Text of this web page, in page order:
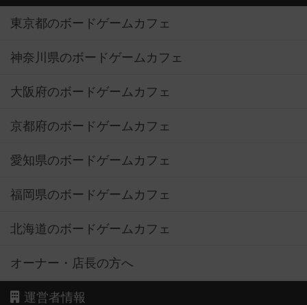
東京都のボードゲームカフェ
神奈川県のボードゲームカフェ
大阪府のボードゲームカフェ
京都府のボードゲームカフェ
愛知県のボードゲームカフェ
福岡県のボードゲームカフェ
北海道のボードゲームカフェ
オーナー・店長の方へ
運営者情報